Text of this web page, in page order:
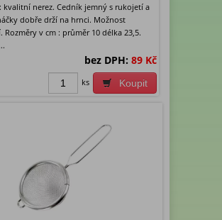
kvalitní nerez. Cedník jemný s rukojetí a
dobře drží na hrnci. Možnost
Rozměry v cm : průměr 10 délka 23,5.
bez DPH: 89 Kč
Koupit
ks